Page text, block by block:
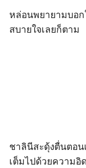
หล่อนพยายามบอก
สบายใจเลยก็ตาม
ชาลินีสะดุ้งตื่นตอน
เต็มไปด้วยความอิ